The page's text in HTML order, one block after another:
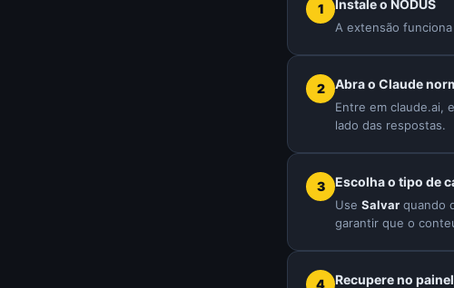
Instale o NODUS
A extensão
Abra o Claude
Entre em claude.ai,
lado das respostas.
Escolha o tipo de
Use Salvar quando
garantir que o
Recupere no painel